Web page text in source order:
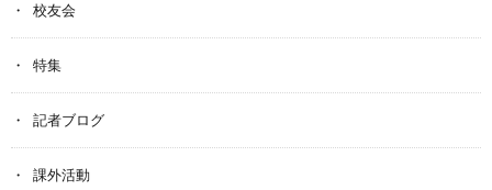
校友会
特集
記者ブログ
課外活動